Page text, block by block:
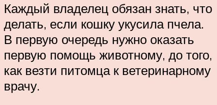
Каждый владелец обязан знать, что
делать, если кошку укусила пчела.
В первую очередь нужно оказать
первую помощь животному, до того,
как везти питомца к ветеринарному
врачу.